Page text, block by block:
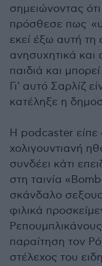
σημειώνοντας
πρόσθεσε πως
εκεί έξω αυτή τη
ανησυχητικά
παιδιά και
Γι' αυτό Σαρλίζ
κατέληξε η
Η podcaster είπε
χολιγουντιανή
συνδέει κάτι
στη ταινία
σκάνδαλο
φιλικά
παραίτηση τον
στέλεχος του